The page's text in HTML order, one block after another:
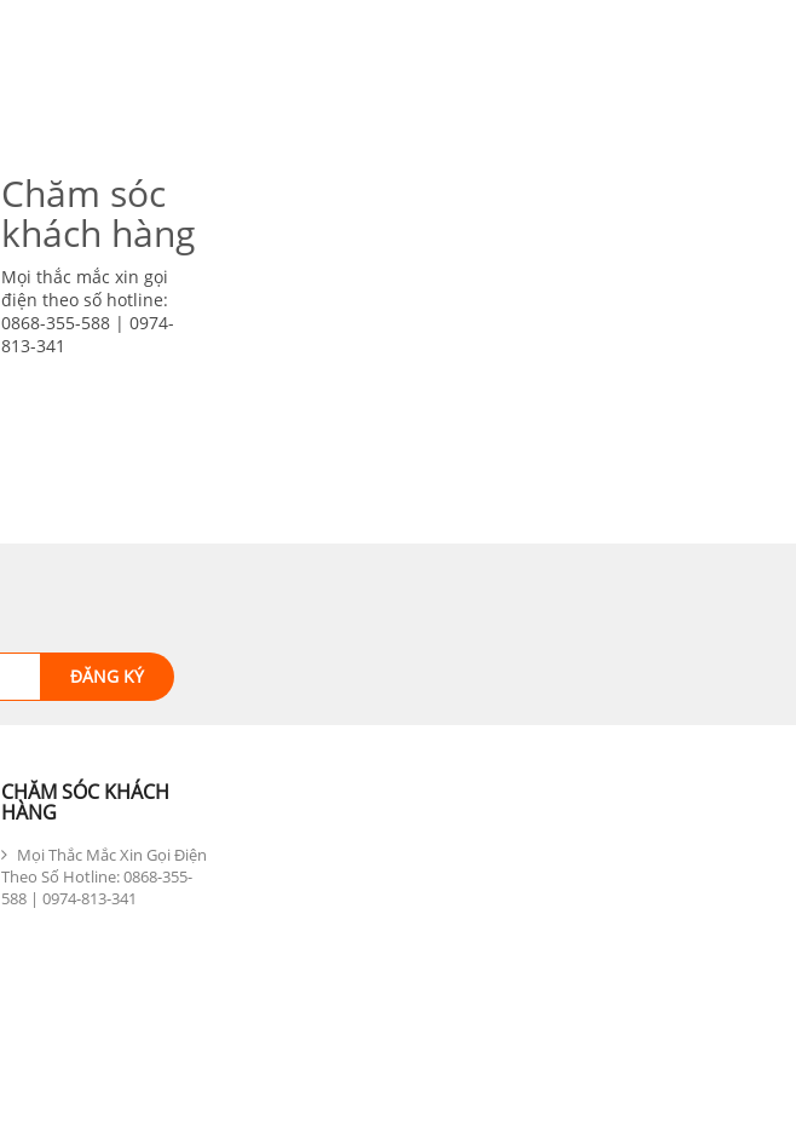
Chăm sóc
khách hàng
Mọi thắc mắc xin gọi
điện theo số hotline:
0868-355-588 | 0974-
813-341
CHĂM SÓC KHÁCH
HÀNG
Mọi Thắc Mắc Xin Gọi Điện
Theo Số Hotline: 0868-355-
588 | 0974-813-341